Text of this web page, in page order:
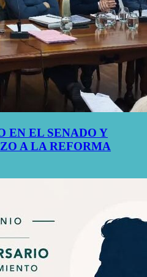
EN EL SENADO Y
A LA REFORMA